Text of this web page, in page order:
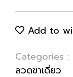
Add to
Categories :
ลวดขาเดี่ยว